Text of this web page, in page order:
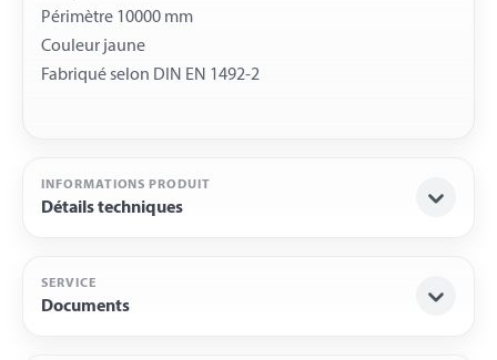
Périmètre 10000 mm
Couleur jaune
INFORMATIONS PRODUIT
Détails techniques
SERVICE
Documents